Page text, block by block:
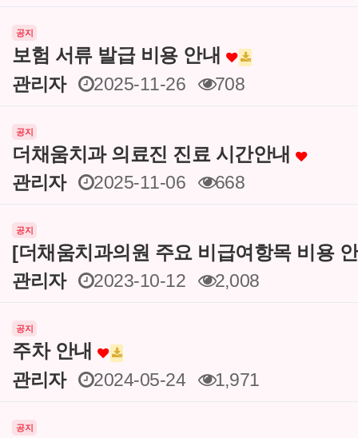
공지
보험 서류 발급 비용 안내
관리자
2025-11-26 708
공지
더채움치과 의료진 진료 시간안내
관리자
2025-11-06 668
공지
[더채움치과의원 주요 비급여항목 비용
관리자
2023-10-12 2,008
공지
주차 안내
관리자
2024-05-24 1,971
공지